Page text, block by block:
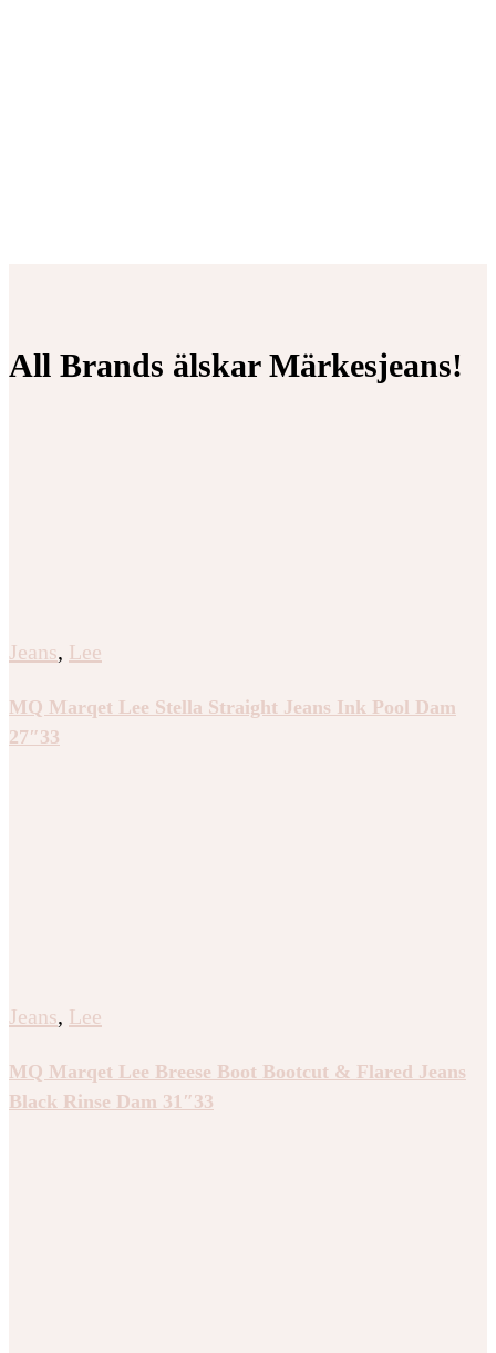
All Brands älskar Märkesjeans!
Jeans, Lee
MQ Marqet Lee Stella Straight Jeans Ink Pool Dam
27″33
Jeans, Lee
MQ Marqet Lee Breese Boot Bootcut & Flared Jeans
Black Rinse Dam 31″33